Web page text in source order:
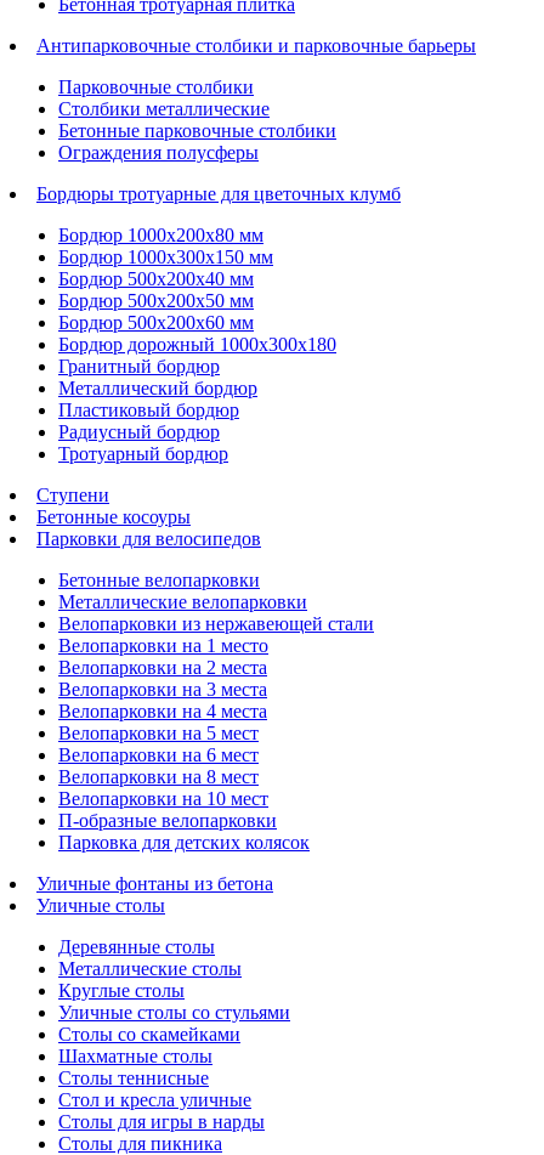
Антипарковочные столбики и парковочные барьеры
Парковочные столбики
Столбики металлические
Бетонные парковочные столбики
Ограждения полусферы
Бордюры тротуарные для цветочных клумб
Бордюр 1000х200х80 мм
Бордюр 1000х300х150 мм
Бордюр 500х200х40 мм
Бордюр 500х200х50 мм
Бордюр 500х200х60 мм
Бордюр дорожный 1000х300х180
Гранитный бордюр
Металлический бордюр
Пластиковый бордюр
Радиусный бордюр
Тротуарный бордюр
Ступени
Бетонные косоуры
Парковки для велосипедов
Бетонные велопарковки
Металлические велопарковки
Велопарковки из нержавеющей стали
Велопарковки на 1 место
Велопарковки на 2 места
Велопарковки на 3 места
Велопарковки на 4 места
Велопарковки на 5 мест
Велопарковки на 6 мест
Велопарковки на 8 мест
Велопарковки на 10 мест
П-образные велопарковки
Парковка для детских колясок
Уличные фонтаны из бетона
Уличные столы
Деревянные столы
Металлические столы
Круглые столы
Уличные столы со стульями
Столы со скамейками
Шахматные столы
Cтолы теннисные
Стол и кресла уличные
Столы для игры в нарды
Столы для пикника